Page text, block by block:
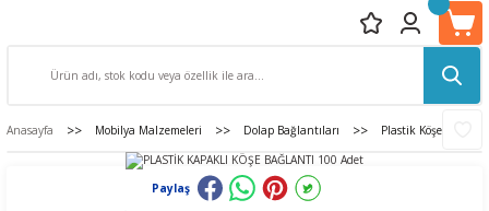
Anasayfa Mobilya Malzemeleri Dolap Bağlantıları Plastik Köşe
Paylaş